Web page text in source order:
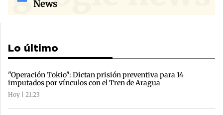
News
Lo último
"Operación Tokio": Dictan prisión preventiva para 14
imputados por vínculos con el Tren de Aragua
Hoy | 21:23